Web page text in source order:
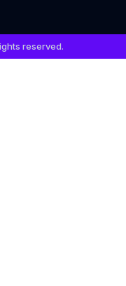
reserved.